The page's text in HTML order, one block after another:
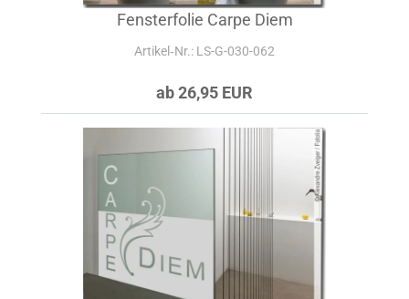
Fensterfolie Carpe Diem
Artikel‑Nr.: LS-G-030-062
ab 26,95 EUR